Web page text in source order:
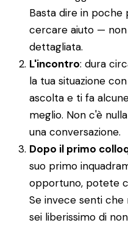
Basta dire in
cercare aiuto — non
dettagliata.
L'incontro: dura
la tua situazione
ascolta e ti fa
meglio. Non c'è
una conversazione.
Dopo il primo
suo primo
opportuno, potete
Se invece senti che
sei liberissimo di